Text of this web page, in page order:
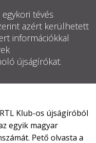
tévés
azért kerülhetett
információkkal
újságírókat.
Klub-os újságíróból
egyik magyar
Pető olvasta a